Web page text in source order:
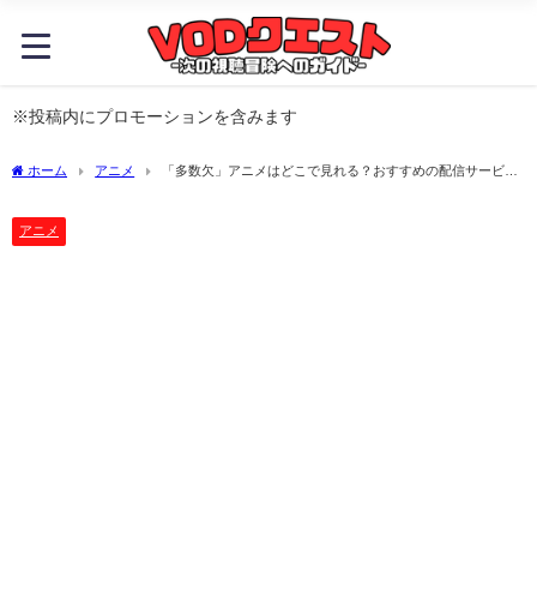
※投稿内にプロモーションを含みます
ホーム アニメ
「多数欠」アニメはどこで見れる？おすすめの配信サービス
アニメ